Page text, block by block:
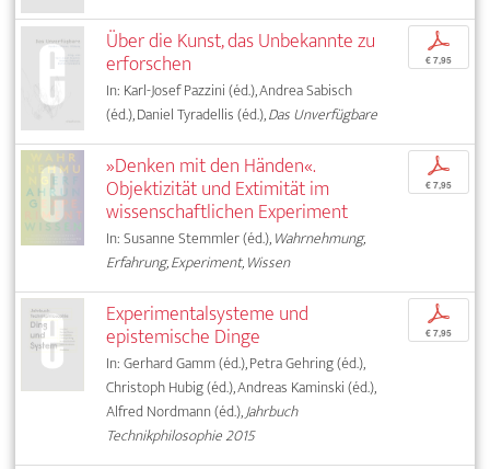
Über die Kunst, das Unbekannte zu
erforschen
In: Karl-Josef Pazzini (éd.), Andrea Sabisch
(éd.), Daniel Tyradellis (éd.),Das Unverfügbare
p
€ 7,95
»Denken mit den Händen«.
Objektizität und Extimität im
wissenschaftlichen Experiment
In: Susanne Stemmler (éd.),Wahrnehmung,
Erfahrung, Experiment, Wissen
p
€ 7,95
Experimentalsysteme und
epistemische Dinge
In: Gerhard Gamm (éd.), Petra Gehring (éd.),
Christoph Hubig (éd.), Andreas Kaminski (éd.),
Alfred Nordmann (éd.),Jahrbuch
Technikphilosophie 2015
p
€ 7,95